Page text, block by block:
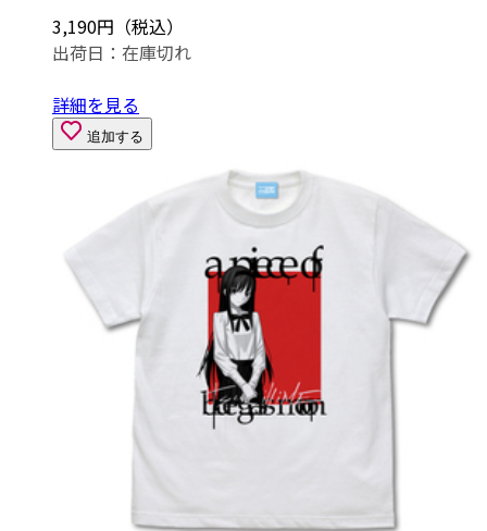
3,190円（税込）
出荷日： 在庫切れ
詳細を見る
追加する